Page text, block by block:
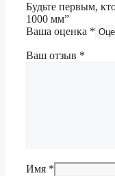
Будьте первым,
1000 мм”
Ваша оценка *
Ваш отзыв *
Имя *